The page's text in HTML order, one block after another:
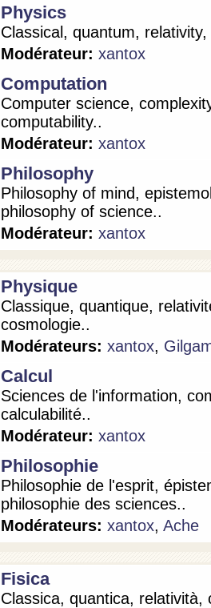
Physics
Classical, quantum,
Modérateur: xantox
Computation
Computer science,
computability..
Modérateur: xantox
Philosophy
Philosophy of mind,
philosophy of science..
Modérateur: xantox
Physique
Classique, quantique,
cosmologie..
Modérateurs: xantox,
Calcul
Sciences de l'information,
calculabilité..
Modérateur: xantox
Philosophie
Philosophie de l'esprit,
philosophie des sciences..
Modérateurs: xantox, Ache
Fisica
Classica, quantica, relatività,